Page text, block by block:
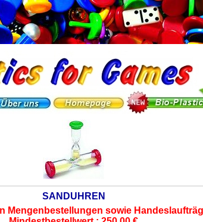
SANDUHREN
Mengenbestellungen sowie